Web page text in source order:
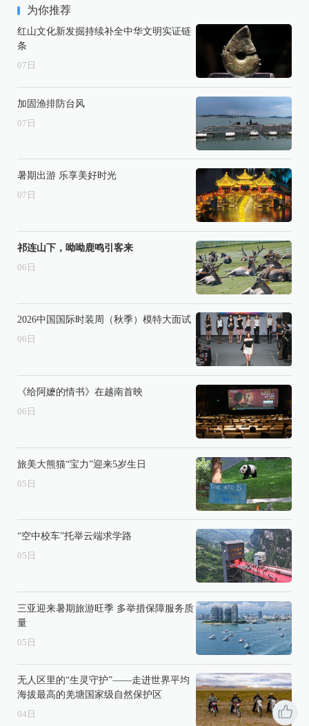
为你推荐
红山文化新发掘持续补全中华文明实证链
条
07 日
加固渔排防台风
07 日
暑期出游 乐享美好时光
07 日
祁连山下，呦呦鹿鸣引客来
06 日
2026中国国际时装周（秋季）模特大面试
06 日
《给阿嬷的情书》在越南首映
06 日
旅美大熊猫“宝力”迎来5岁生日
05 日
“空中校车”托举云端求学路
05 日
三亚迎来暑期旅游旺季 多举措保障服务质
量
05 日
无人区里的“生灵守护”——走进世界平均
海拔最高的羌塘国家级自然保护区
04 日